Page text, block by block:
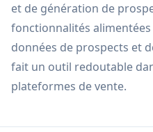
et de génération de
fonctionnalités
données de prospects et
fait un outil redoutable
plateformes de vente.